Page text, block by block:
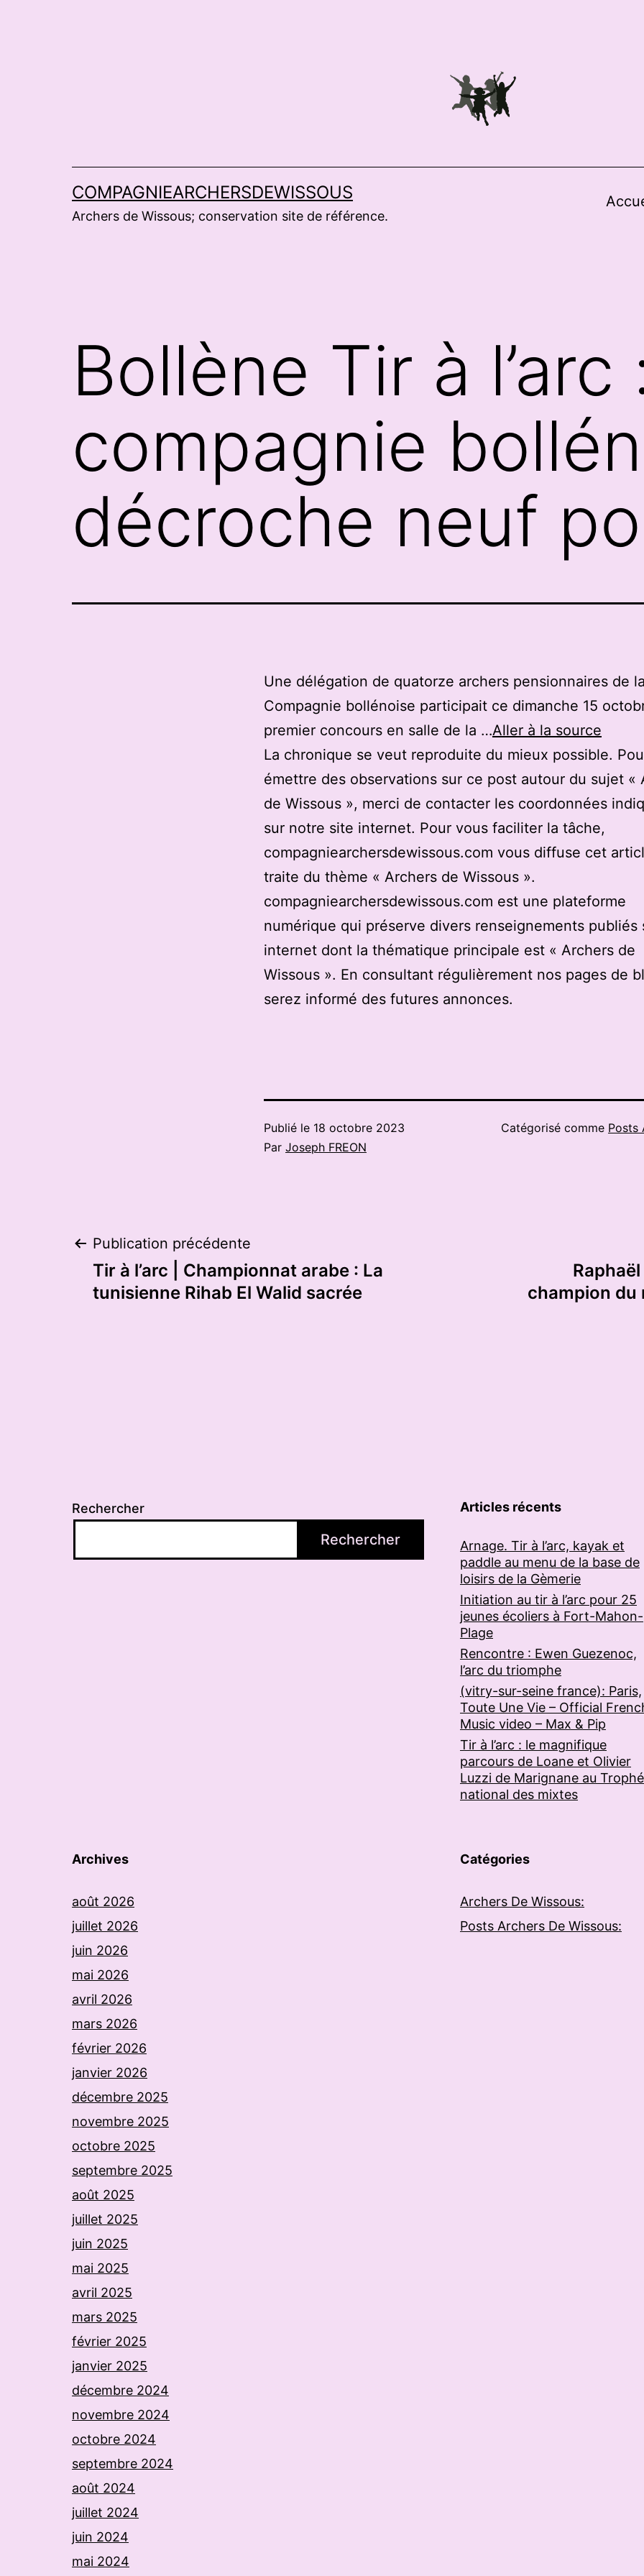
COMPAGNIEARCHERSDEWISSOUS
Archers de Wissous; conservation site de référence.
Bollène Tir à l’arc
compagnie
décroche neuf
Une délégation de quatorze archers pensionnaires de
Compagnie bollénoise participait ce dimanche 15
premier concours en salle de la …Aller à la source
La chronique se veut reproduite du mieux possible.
émettre des observations sur ce post autour du sujet «
de Wissous », merci de contacter les coordonnées
sur notre site internet. Pour vous faciliter la tâche,
compagniearchersdewissous.com vous diffuse cet
traite du thème « Archers de Wissous ».
compagniearchersdewissous.com est une plateforme
numérique qui préserve divers renseignements publiés
internet dont la thématique principale est « Archers de
Wissous ». En consultant régulièrement nos pages de
serez informé des futures annonces.
Publié le 18 octobre 2023
Par Joseph FREON
Catégorisé comme Posts
Navigation
de
Publication précédente
Tir à l’arc | Championnat arabe : La
tunisienne Rihab El Walid sacrée
champion du
Rechercher
Rechercher
Articles récents
Arnage. Tir à l’arc, kayak et
paddle au menu de la base de
loisirs de la Gèmerie
Initiation au tir à l’arc pour 25
jeunes écoliers à Fort-Mahon-
Plage
Rencontre : Ewen Guezenoc,
l’arc du triomphe
(vitry-sur-seine france): Paris,
Toute Une Vie – Official
Music video – Max & Pip
Tir à l’arc : le magnifique
parcours de Loane et Olivier
Luzzi de Marignane au
national des mixtes
Archives
août 2026
juillet 2026
juin 2026
mai 2026
avril 2026
mars 2026
février 2026
janvier 2026
décembre 2025
novembre 2025
octobre 2025
septembre 2025
août 2025
juillet 2025
juin 2025
mai 2025
avril 2025
mars 2025
février 2025
janvier 2025
décembre 2024
novembre 2024
octobre 2024
septembre 2024
août 2024
juillet 2024
juin 2024
mai 2024
Catégories
Archers De Wissous:
Posts Archers De Wissous: